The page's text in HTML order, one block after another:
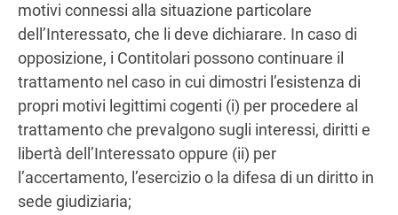
motivi connessi alla situazione particolare
dell’Interessato, che li deve dichiarare. In caso di
opposizione, i Contitolari possono continuare il
trattamento nel caso in cui dimostri l’esistenza di
propri motivi legittimi cogenti (i) per procedere al
trattamento che prevalgono sugli interessi, diritti e
libertà dell’Interessato oppure (ii) per
l’accertamento, l’esercizio o la difesa di un diritto in
sede giudiziaria;